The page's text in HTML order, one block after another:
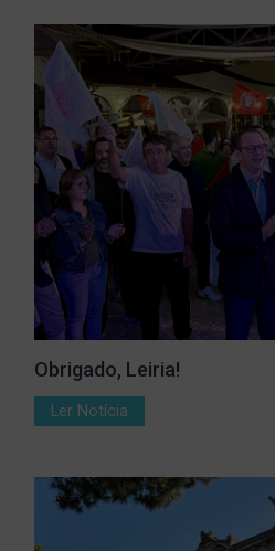
Obrigado, Leiria!
Ler Notícia